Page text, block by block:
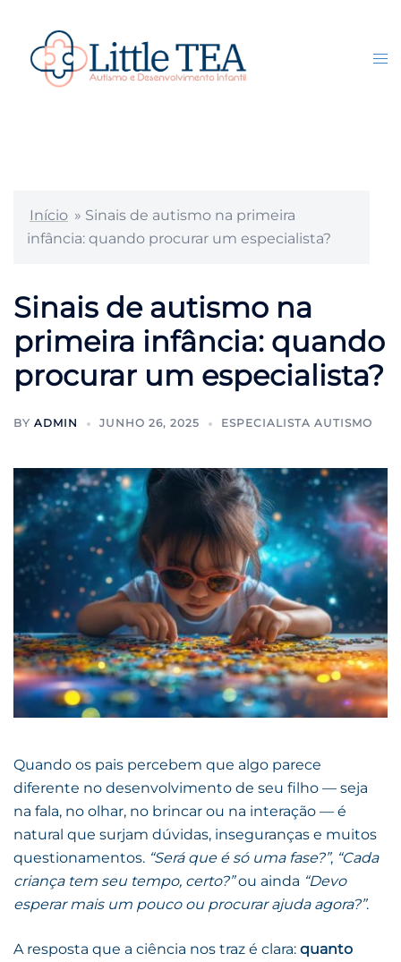
conteúdo
Search
Início » Sinais de autismo na primeira
infância: quando procurar um especialista?
Sinais de autismo na
primeira infância: quando
procurar um especialista?
BY ADMIN JUNHO 26, 2025 ESPECIALISTA AUTISMO
Quando os pais percebem que algo parece
diferente no desenvolvimento de seu filho — seja
na fala, no olhar, no brincar ou na interação — é
natural que surjam dúvidas, inseguranças e muitos
questionamentos. “Será que é só uma fase?”, “Cada
criança tem seu tempo, certo?”ou ainda “Devo
esperar mais um pouco ou procurar ajuda agora?”.
A resposta que a ciência nos traz é clara: quanto